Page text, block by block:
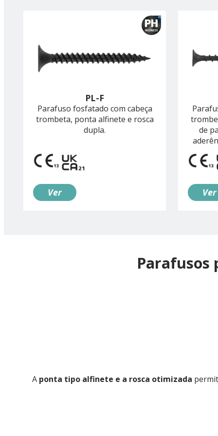
PL-F
Parafuso fosfatado com cabeça
trombeta, ponta alfinete e rosca
dupla.
Ver
de
Ver
Parafusos
A ponta tipo alfinete e a rosca otimizada